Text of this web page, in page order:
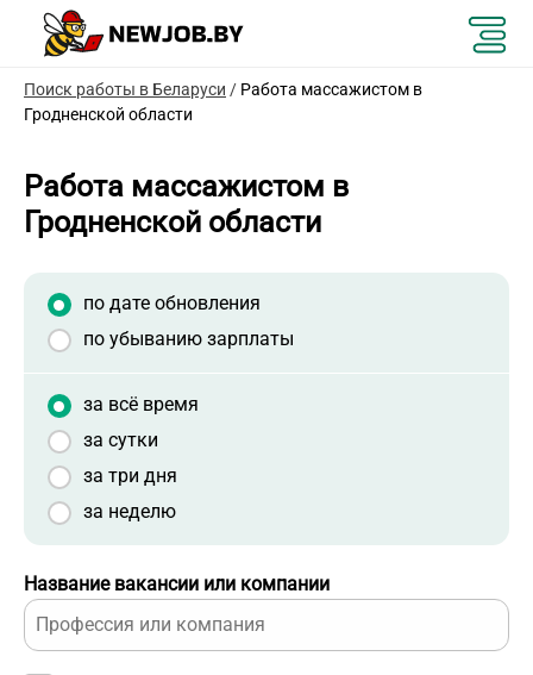
Поиск работы в Беларуси / Работа массажистом в
Гродненской области
Работа массажистом в
Гродненской области
Название вакансии или компании
по дате обновления
по убыванию зарплаты
за всё время
за сутки
за три дня
за неделю